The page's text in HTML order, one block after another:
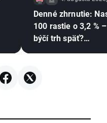
Denné zhrnutie:
100 rastie o 3,2 %
býčí trh späť?